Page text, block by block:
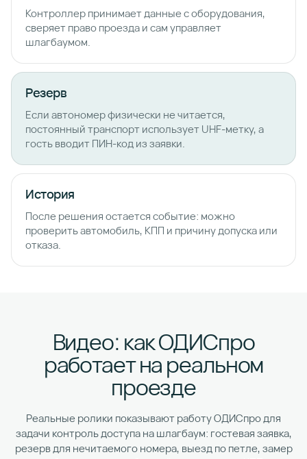
Контроллер принимает данные с оборудования,
сверяет право проезда и сам управляет
шлагбаумом.
Резерв
Если автономер физически не читается,
постоянный транспорт использует UHF-метку, а
гость вводит ПИН-код из заявки.
История
После решения остается событие: можно
проверить автомобиль, КПП и причину допуска или
отказа.
Видео: как ОДИСпро
работает на реальном
проезде
Реальные ролики показывают работу ОДИСпро для
задачи контроль доступа на шлагбаум: гостевая заявка,
резерв для нечитаемого номера, выезд по петле, замер